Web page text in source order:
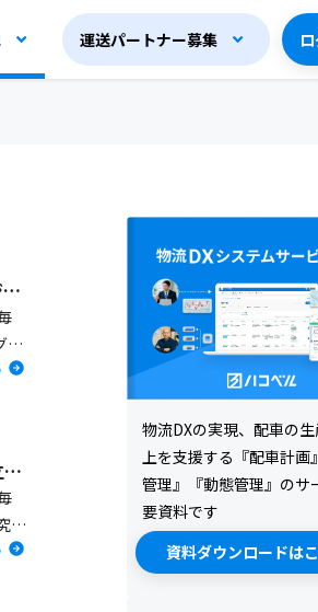
運送パートナー募集
【セミナーレポート】＜スギ薬局グループ＞社会課題解決型の次世代ロジスティクス構築でドラッグストア業界をけん引！
ル
温
【セミナーレポート】食品物流の持続可能かへ、スーパーマーケットが立ち上がる！～その①平和堂のチャレンジ／関西SM物流研究会の取り組み～
会
ど
物流DXの実現、配車の
上を支援する『配車計画
管理』『動態管理』のサ
要資料です
資料ダウンロードは